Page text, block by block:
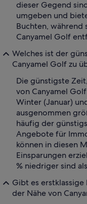
dieser Gegend
umgeben und
Buchten, während
Canyamel Golf
Welches ist der
Canyamel Golf zu
Die günstigste
von Canyamel
Winter (Januar)
ausgenommen
häufig der
Angebote für
können in diesen
Einsparungen
% niedriger sind
Gibt es
der Nähe von